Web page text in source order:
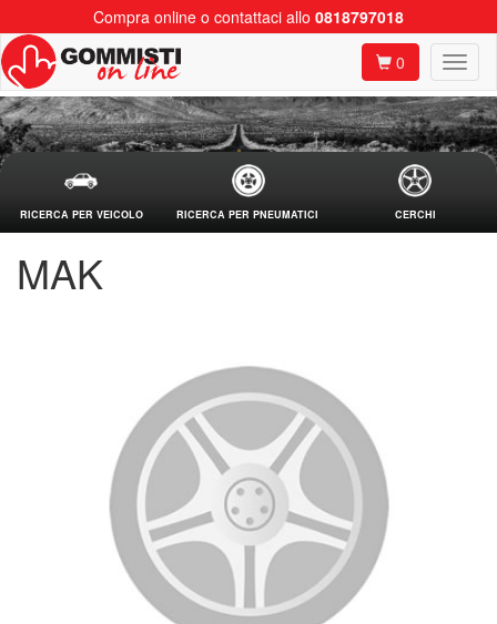
Compra online o contattaci allo 0818797018
0
RICERCA PER VEICOLO RICERCA PER PNEUMATICI CERCHI
MAK